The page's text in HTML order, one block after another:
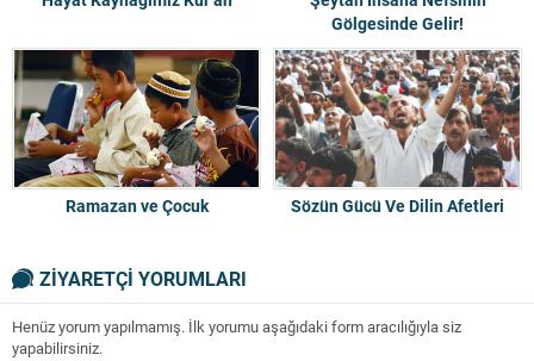
Gölgesinde Gelir!
Ramazan ve Çocuk Sözün Gücü Ve Dilin Afetleri
ZİYARETÇİ YORUMLARI
Henüz yorum yapılmamış. İlk yorumu aşağıdaki form aracılığıyla siz
yapabilirsiniz.